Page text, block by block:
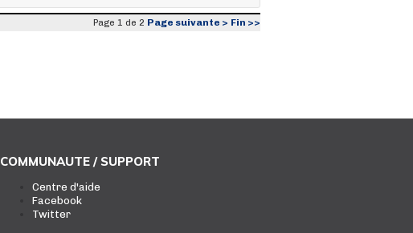
Page 1 de 2 Page suivante > Fin >>
COMMUNAUTE / SUPPORT
Centre d'aide
Facebook
Twitter